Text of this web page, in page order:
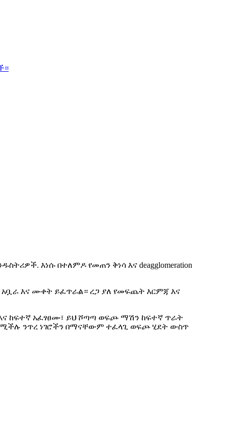
እነሱ በተለምዶ የመጠን ቅነሳ እና deagglomeration
አቧራ እና ሙቀት ይፈጥራል። ረጋ ያለ የመፍጨት እርምጃ እና
ከፍተኛ አፈፃፀሙ፣ ይህ ሾጣጣ ወፍጮ ማሽን ከፍተኛ ጥራት
ንጥረ ነገሮችን በማናቸውም ተፈላጊ ወፍጮ ሂደት ውስጥ